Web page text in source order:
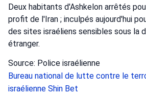
Deux habitants d'Ashkelon arrêtés
profit de l'Iran ; inculpés aujourd'hui
des sites israéliens sensibles sous la
étranger.
Source: Police israélienne
Bureau national de lutte contre le
israélienne Shin Bet